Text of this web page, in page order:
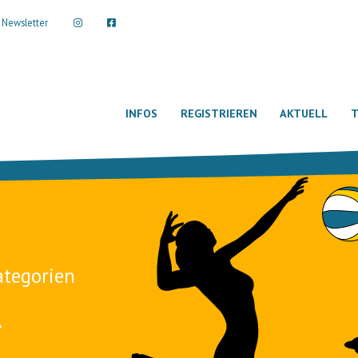
Newsletter
INFOS REGISTRIEREN AKTUELL